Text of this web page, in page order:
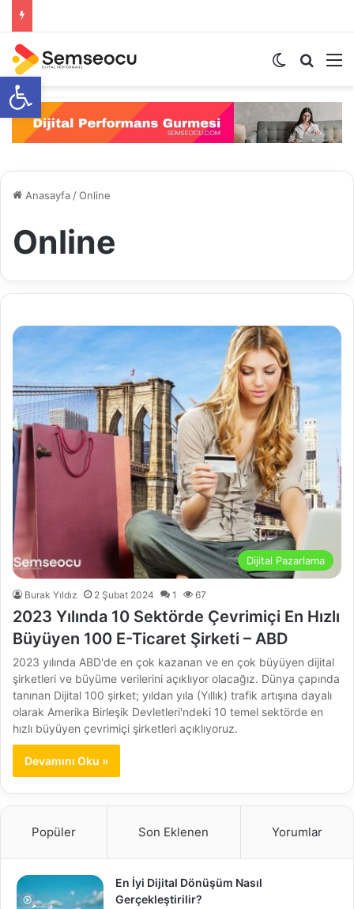
Dış
Anasayfa /Online
Online
Dijital Pazarlama
Burak Yıldız 2 Şubat 2024 1 67
2023 Yılında 10 Sektörde Çevrimiçi En Hızlı
Büyüyen 100 E-Ticaret Şirketi – ABD
2023 yılında ABD'de en çok kazanan ve en çok büyüyen dijital
şirketleri ve büyüme verilerini açıklıyor olacağız. Dünya çapında
tanınan Dijital 100 şirket; yıldan yıla (Yıllık) trafik artışına dayalı
olarak Amerika Birleşik Devletleri'ndeki 10 temel sektörde en
hızlı büyüyen çevrimiçi şirketleri açıklıyoruz.
Devamını Oku »
Popüler Son Eklenen Yorumlar
En İyi Dijital Dönüşüm Nasıl
Gerçekleştirilir?
Open toolbar